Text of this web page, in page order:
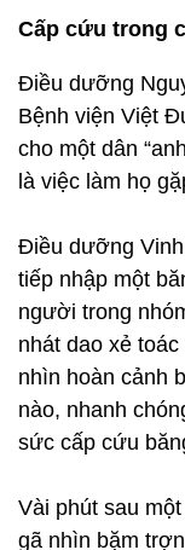
Cấp cứu trong
Điều dưỡng
Bệnh viện Việt
cho một dân
là việc làm họ
Điều dưỡng
tiếp nhập một
người trong
nhát dao xẻ
nhìn hoàn cảnh
nào, nhanh
sức cấp cứu
Vài phút sau
gã nhìn bặm